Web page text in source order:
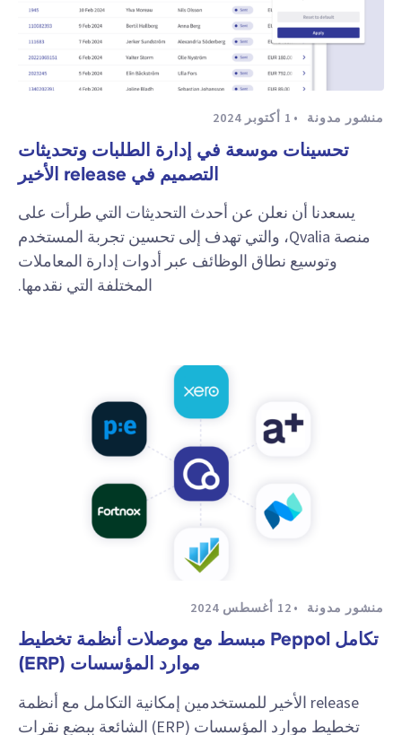
منشور مدونة 1 أكتوبر 2024
تحسينات موسعة في إدارة الطلبات وتحديثات
التصميم في release الأخير
يسعدنا أن نعلن عن أحدث التحديثات التي طرأت على
منصة Qvalia، والتي تهدف إلى تحسين تجربة المستخدم
وتوسيع نطاق الوظائف عبر أدوات إدارة المعاملات
المختلفة التي نقدمها.
منشور مدونة 12 أغسطس 2024
تكامل Peppol مبسط مع موصلات أنظمة تخطيط
موارد المؤسسات (ERP)
release الأخير للمستخدمين إمكانية التكامل مع أنظمة
تخطيط موارد المؤسسات (ERP) الشائعة ببضع نقرات